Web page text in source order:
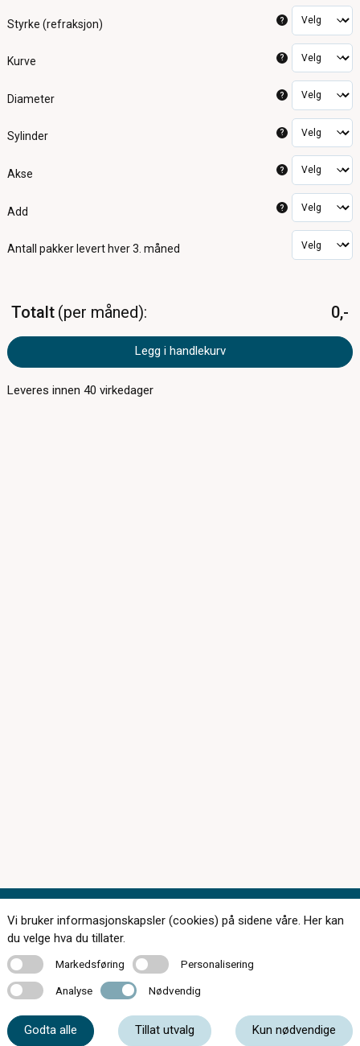
Styrke (refraksjon) ?
Kurve ?
Diameter ?
Sylinder ?
Akse ?
Add ?
Antall pakker levert hver 3. måned
Totalt per måned 0,-
Legg i handlekurv
Leveres innen40 virkedager
Kontakt oss
Vi bruker informasjonskapsler (cookies) på sidene våre. Her kan
du velge hva du tillater.
MarkedsføringMarkedsføring PersonaliseringPersonalisering
Analyse Analyse Nødvendig Nødvendig
Godta alle Tillat utvalg Kun nødvendige